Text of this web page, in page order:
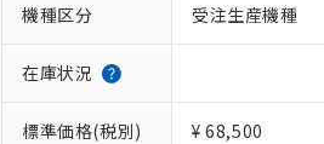
機種区分 受注生産機種
在庫状況
標準価格(税別) ¥ 68,500